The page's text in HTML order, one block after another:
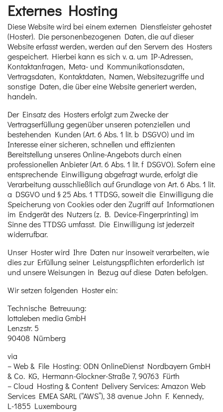
Externes Hosting
Diese Website wird bei einem externen Dienstleister gehostet
(Hoster). Die personenbezogenen Daten, die auf dieser
Website erfasst werden, werden auf den Servern des Hosters
gespeichert. Hierbei kann es sich v. a. um IP-Adressen,
Kontaktanfragen, Meta- und Kommunikationsdaten,
Vertragsdaten, Kontaktdaten, Namen, Websitezugriffe und
sonstige Daten, die über eine Website generiert werden,
handeln.
Der Einsatz des Hosters erfolgt zum Zwecke der
Vertragserfüllung gegenüber unseren potenziellen und
bestehenden Kunden (Art. 6 Abs. 1 lit. b DSGVO) und im
Interesse einer sicheren, schnellen und effizienten
Bereitstellung unseres Online-Angebots durch einen
professionellen Anbieter (Art. 6 Abs. 1 lit. f DSGVO). Sofern eine
entsprechende Einwilligung abgefragt wurde, erfolgt die
Verarbeitung ausschließlich auf Grundlage von Art. 6 Abs. 1 lit.
a DSGVO und § 25 Abs. 1 TTDSG, soweit die Einwilligung die
Speicherung von Cookies oder den Zugriff auf Informationen
im Endgerät des Nutzers (z. B. Device-Fingerprinting) im
Sinne des TTDSG umfasst. Die Einwilligung ist jederzeit
widerrufbar.
Unser Hoster wird Ihre Daten nur insoweit verarbeiten, wie
dies zur Erfüllung seiner Leistungspflichten erforderlich ist
und unsere Weisungen in Bezug auf diese Daten befolgen.
Wir setzen folgenden Hoster ein:
Technische Betreuung:
lottaleben media GmbH
Lenzstr. 5
90408 Nürnberg
via
– Web & File Hosting: ODN OnlineDienst Nordbayern GmbH
& Co. KG, Hermann-Glockner-Straße 7, 90763 Fürth
– Cloud Hosting & Content Delivery Services: Amazon Web
Services EMEA SARL (“AWS”), 38 avenue John F. Kennedy,
L-1855 Luxembourg